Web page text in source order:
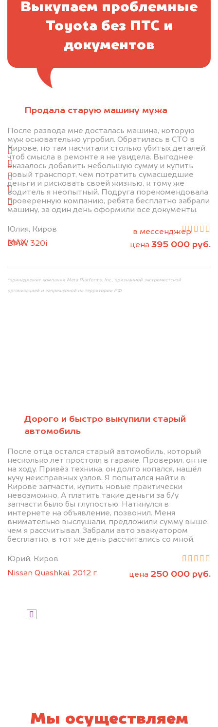
Продала старую машину мужа
После развода мне досталась машина, которую
муж основательно угробил. Обратилась в СТО в
Кирове, но там насчитали столько убитых деталей,
чтоб смысла в ремонте я не увидела. Выгоднее
оказалось добавить небольшую сумму и купить
новый транспорт, чем потратить сумасшедшие
деньги и рисковать своей жизнью, к тому же
водитель я неопытный. Подруга порекомендовала
проверенную компанию, ребята бесплатно забрали
машину, за один день оформили все документы.
Юлия, Киров
BMW 320i
цена 395 000 руб.
Дорого и быстро выкупили старый
автомобиль
После отца остался старый автомобиль, который
несколько лет простоял в гараже. Проверил, он не
на ходу. Привёз техника, он долго копался, нашёл
кучу неисправных узлов. Я попытался найти в
Кирове запчасти, купить новые практически
невозможно. А платить такие деньги за б/у
запчасти было бы глупостью. Наткнулся в
интернете на объявление, позвонил. Меня
внимательно выслушали, предложили сумму выше,
чем я рассчитывал. Забрали авто эвакуатором
бесплатно, в тот же день рассчитались со мной.
Юрий, Киров
Nissan Quashkai, 2012 г.
цена 250 000 руб.
Выкупаем проблемные
Toyota без ПТС и
документов
минуту эксперт-оценщик назовёт сумму.
1. Сфотографируйте машину:
спереди
сзади
слева
справа
салон
+79584983298 по WhatsApp*, в мессенджер
MAXили на электронную почту
*принадлежит компании Meta Platforms, Inc., признанной экстремистской
организацией и запрещённой на территории РФ
БЕСПЛАТНО
автомобиля на разбор.
Мы купим ваше авто на 20.000 руб.
дороже, чем предлагают на
автоаукционах.
Мы осуществляем